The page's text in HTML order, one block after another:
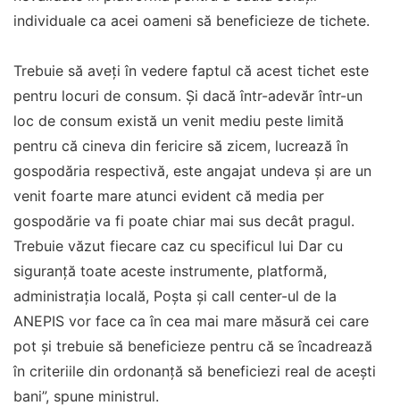
individuale ca acei oameni să beneficieze de tichete.
Trebuie să aveți în vedere faptul că acest tichet este
pentru locuri de consum. Și dacă într-adevăr într-un
loc de consum există un venit mediu peste limită
pentru că cineva din fericire să zicem, lucrează în
gospodăria respectivă, este angajat undeva și are un
venit foarte mare atunci evident că media per
gospodărie va fi poate chiar mai sus decât pragul.
Trebuie văzut fiecare caz cu specificul lui Dar cu
siguranță toate aceste instrumente, platformă,
administrația locală, Poșta și call center-ul de la
ANEPIS vor face ca în cea mai mare măsură cei care
pot și trebuie să beneficieze pentru că se încadrează
în criteriile din ordonanță să beneficiezi real de acești
bani”, spune ministrul.